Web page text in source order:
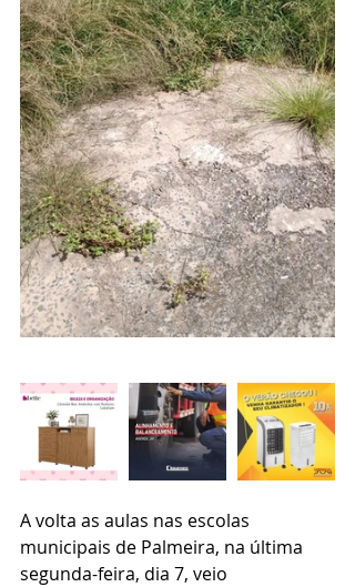
A volta as aulas nas escolas
municipais de Palmeira, na última
segunda-feira, dia 7, veio